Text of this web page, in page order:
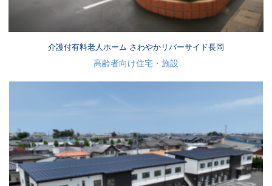
介護付有料老人ホーム さわやかリバーサイド長岡
高齢者向け住宅・施設